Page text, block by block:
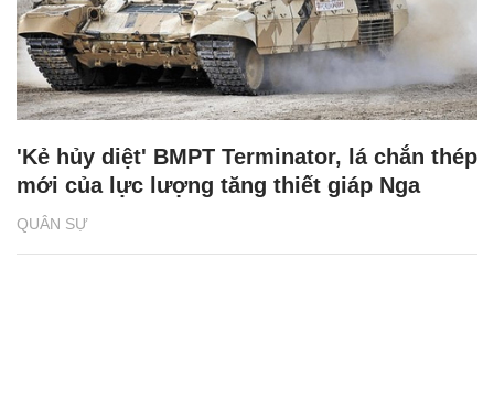
QUÂN SỰ
'Kẻ hủy diệt' BMPT Terminator, lá chắn thép
mới của lực lượng tăng thiết giáp Nga